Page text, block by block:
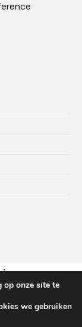
LINKEDIN
CONTACT
op onze site te
we gebruiken